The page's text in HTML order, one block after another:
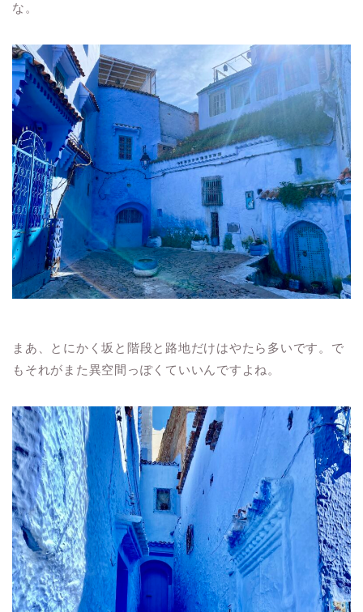
な。
まあ、とにかく坂と階段と路地だけはやたら多いです。で
もそれがまた異空間っぽくていいんですよね。